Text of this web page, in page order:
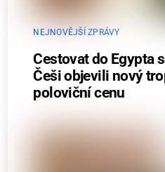
NEJNOVĚJŠÍ ZPRÁVY
Cestovat do Egypta
Češi objevili nový
poloviční cenu